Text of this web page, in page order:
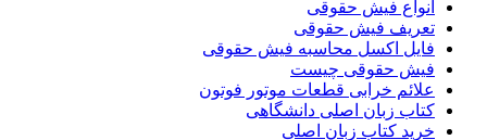
انواع فیش حقوقی
تعریف فیش حقوقی
فایل اکسل محاسبه فیش حقوقی
فیش حقوقی چیست
علائم خرابی قطعات موتور فوتون
کتاب زبان اصلی دانشگاهی
خرید کتاب زبان اصلی